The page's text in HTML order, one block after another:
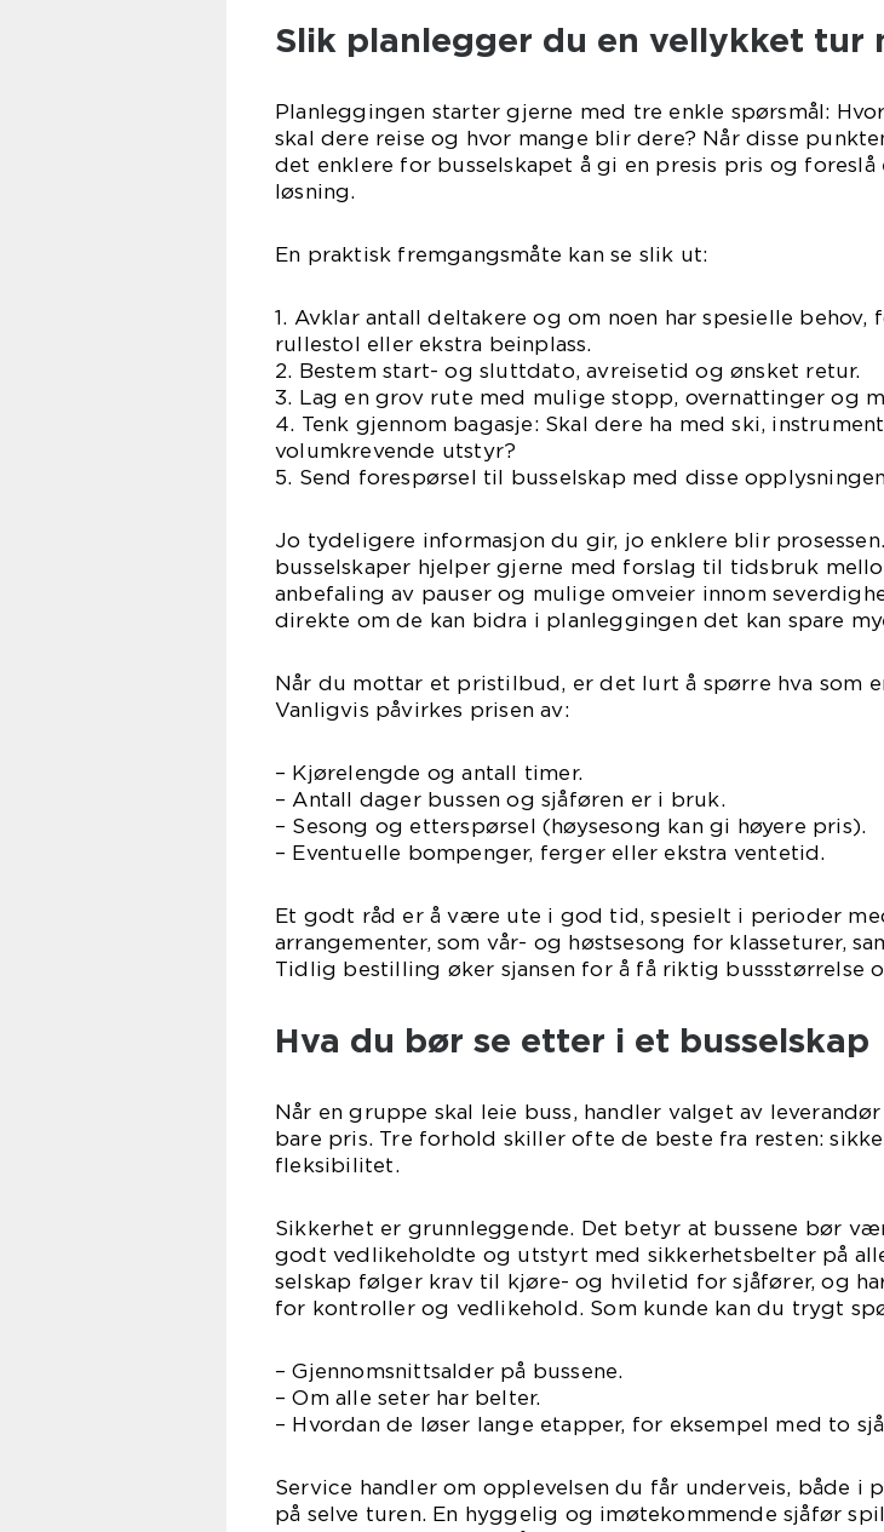
Slik planlegger du en vellykket tur
Planleggingen starter gjerne med tre enkle spørsmål:
skal dere reise og hvor mange blir dere? Når disse
det enklere for busselskapet å gi en presis pris og foreslå
løsning.
En praktisk fremgangsmåte kan se slik ut:
1. Avklar antall deltakere og om noen har spesielle behov,
rullestol eller ekstra beinplass.
2. Bestem start- og sluttdato, avreisetid og ønsket retur.
3. Lag en grov rute med mulige stopp, overnattinger og
4. Tenk gjennom bagasje: Skal dere ha med ski,
volumkrevende utstyr?
5. Send forespørsel til busselskap med disse
Jo tydeligere informasjon du gir, jo enklere blir
busselskaper hjelper gjerne med forslag til tidsbruk
anbefaling av pauser og mulige omveier innom
direkte om de kan bidra i planleggingen det kan spare
Når du mottar et pristilbud, er det lurt å spørre hva som
Vanligvis påvirkes prisen av:
– Kjørelengde og antall timer.
– Antall dager bussen og sjåføren er i bruk.
– Sesong og etterspørsel (høysesong kan gi høyere pris).
– Eventuelle bompenger, ferger eller ekstra ventetid.
Et godt råd er å være ute i god tid, spesielt i perioder
arrangementer, som vår- og høstsesong for klasseturer,
Tidlig bestilling øker sjansen for å få riktig bussstørrelse
Hva du bør se etter i et busselskap
Når en gruppe skal leie buss, handler valget av
bare pris. Tre forhold skiller ofte de beste fra resten:
fleksibilitet.
Sikkerhet er grunnleggende. Det betyr at bussene bør
godt vedlikeholdte og utstyrt med sikkerhetsbelter på
selskap følger krav til kjøre- og hviletid for sjåfører, og
for kontroller og vedlikehold. Som kunde kan du trygt
– Gjennomsnittsalder på bussene.
– Om alle seter har belter.
– Hvordan de løser lange etapper, for eksempel med to
Service handler om opplevelsen du får underveis, både i
på selve turen. En hyggelig og imøtekommende sjåfør